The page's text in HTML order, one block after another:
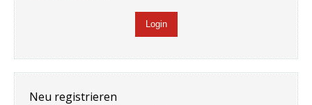
Neu registrieren